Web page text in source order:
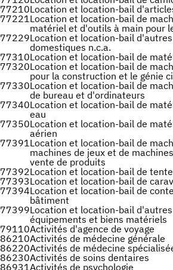
77210Location et location-bail
77221Location et location-bail de
matériel et d'outils à main pour
77229Location et location-bail
domestiques n.c.a.
77310Location et location-bail de
77320Location et location-bail de
pour la construction et le génie
77330Location et location-bail de
de bureau et d'ordinateurs
77340Location et location-bail de
eau
77350Location et location-bail de
aérien
77391Location et location-bail de
machines de jeux et de
vente de produits
77392Location et location-bail de
77393Location et location-bail de
77394Location et location-bail de
bâtiment
77399Location et location-bail
équipements et biens matériels
79110Activités d'agence de voyage
86210Activités de médecine générale
86220Activités de médecine
86230Activités de soins dentaires
86931Activités de psychologie